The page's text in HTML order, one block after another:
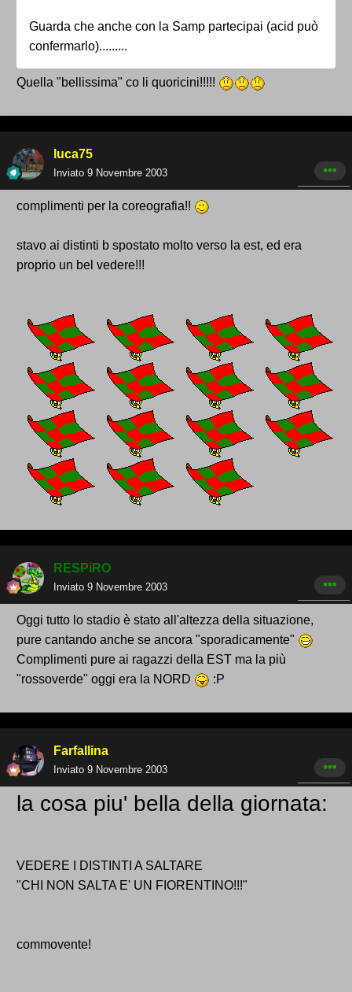
Guarda che anche con la Samp partecipai (acid può
confermarlo).........
Quella "bellissima" co li quoricini!!!!!
luca75
Inviato 9 Novembre 2003
complimenti per la coreografia!!
stavo ai distinti b spostato molto verso la est, ed era
proprio un bel vedere!!!
RESPiRO
Inviato 9 Novembre 2003
Oggi tutto lo stadio è stato all'altezza della situazione,
pure cantando anche se ancora "sporadicamente"
Complimenti pure ai ragazzi della EST ma la più
"rossoverde" oggi era la NORD
:P
Farfallina
Inviato 9 Novembre 2003
la cosa piu' bella della giornata:
VEDERE I DISTINTI A SALTARE
"CHI NON SALTA E' UN FIORENTINO!!!"
commovente!